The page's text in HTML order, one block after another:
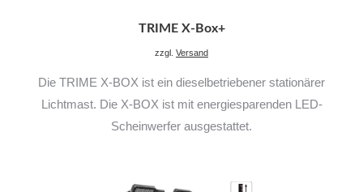
TRIME X-Box+
zzgl. Versand
Die TRIME X-BOX ist ein dieselbetriebener stationärer
Lichtmast. Die X-BOX ist mit energiesparenden LED-
Scheinwerfer ausgestattet.